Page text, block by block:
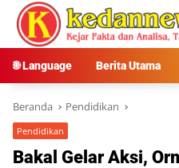
Langsung
konten
🌐 Language Berita Utama
Beranda Pendidikan
Pendidikan
Bakal Gelar Aksi,